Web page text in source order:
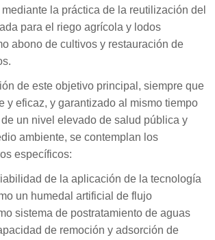
la práctica de la reutilización del
para el riego agrícola y lodos
abono de cultivos y restauración de
de este objetivo principal, siempre que
y eficaz, y garantizado al mismo tiempo
un nivel elevado de salud pública y
ambiente, se contemplan los
específicos:
de la aplicación de la tecnología
un humedal artificial de flujo
sistema de postratamiento de aguas
de remoción y adsorción de